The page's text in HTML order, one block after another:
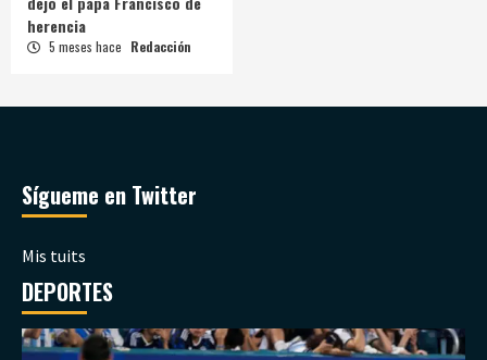
herencia
5 meses hace Redacción
Sígueme en Twitter
Mis tuits
DEPORTES